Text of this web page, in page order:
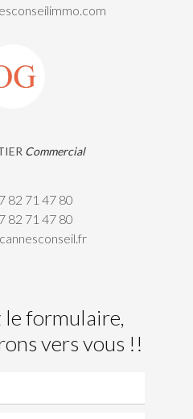
Commercial
82 71 47 80
82 71 47 80
le formulaire,
vers vous !!